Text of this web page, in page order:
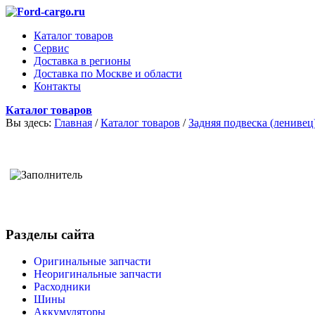
Каталог товаров
Сервис
Доставка в регионы
Доставка по Москве и области
Контакты
Каталог товаров
Вы здесь: Главная / Каталог товаров / Задняя подвеска
Разделы сайта
Оригинальные запчасти
Неоригинальные запчасти
Расходники
Шины
Аккумуляторы